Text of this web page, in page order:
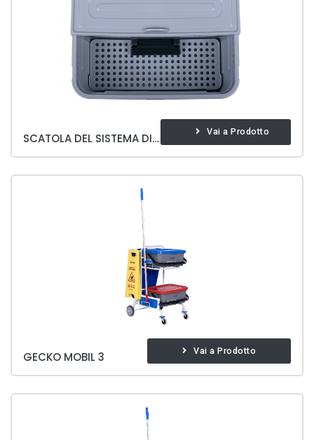
SCATOLA DEL SISTEMA DI WINGS Vai a Prodotto
GECKO MOBIL 3 Vai a Prodotto